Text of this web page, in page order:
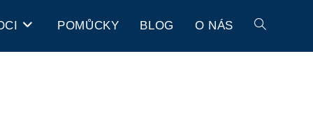
POMŮCKY BLOG O NÁS